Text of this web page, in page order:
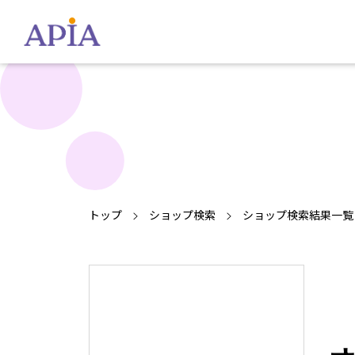
トップ ショップ検索 ショップ検索結果一覧